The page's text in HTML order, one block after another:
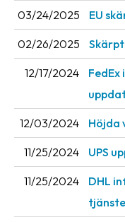
About
Media
Coworkers
Job
&
career
News
03/24/2025 EU
02/26/2025
12/17/2024
12/03/2024 Höjda
11/25/2024 UPS
11/25/2024
DHL